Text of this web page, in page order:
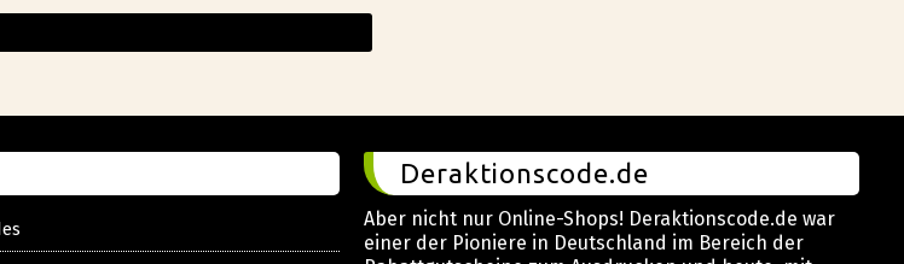
Deraktionscode.de
Aber nicht nur Online-Shops! Deraktionscode.de war
einer der Pioniere in Deutschland im Bereich der